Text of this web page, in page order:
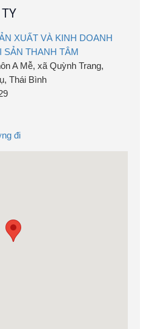
XUẤT VÀ KINH DOANH
SẢN THANH TÂM
A Mễ, xã Quỳnh Trang,
Thái Bình
đi